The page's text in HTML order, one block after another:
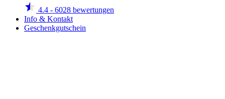
4.4 - 6028 bewertungen
Info & Kontakt
Geschenkgutschein